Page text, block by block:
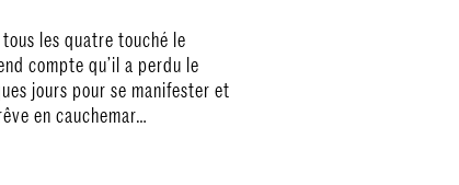
les quatre touché le
compte qu’il a perdu le
jours pour se manifester et
en cauchemar…